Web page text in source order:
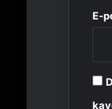
E-